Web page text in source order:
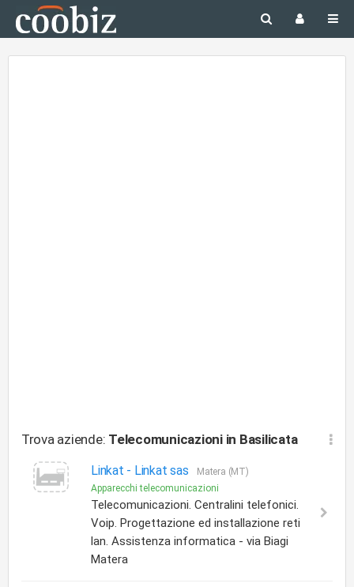
Trova aziende: Telecomunicazioni in Basilicata
Linkat - Linkat sas
Matera (MT)
Apparecchi telecomunicazioni
Telecomunicazioni. Centralini telefonici.
Voip. Progettazione ed installazione reti
lan. Assistenza informatica - via Biagi
Matera